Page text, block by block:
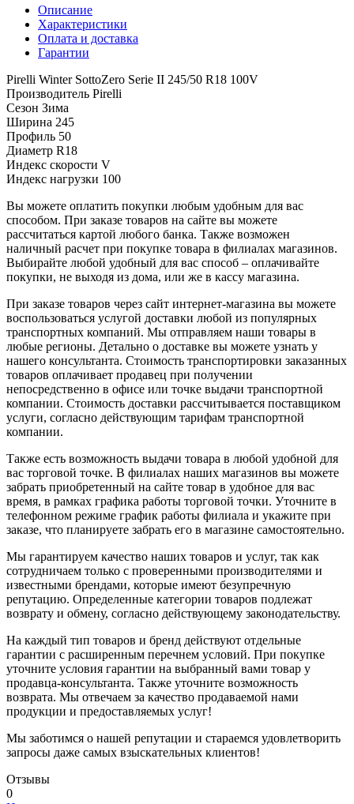
Описание
Характеристики
Оплата и доставка
Гарантии
Pirelli Winter SottoZero Serie II 245/50 R18 100V
Производитель Pirelli
Сезон Зима
Ширина 245
Профиль 50
Диаметр R18
Индекс скорости V
Индекс нагрузки 100
Вы можете оплатить покупки любым удобным для вас
способом. При заказе товаров на сайте вы можете
рассчитаться картой любого банка. Также возможен
наличный расчет при покупке товара в филиалах магазинов.
Выбирайте любой удобный для вас способ – оплачивайте
покупки, не выходя из дома, или же в кассу магазина.
При заказе товаров через сайт интернет-магазина вы можете
воспользоваться услугой доставки любой из популярных
транспортных компаний. Мы отправляем наши товары в
любые регионы. Детально о доставке вы можете узнать у
нашего консультанта. Стоимость транспортировки заказанных
товаров оплачивает продавец при получении
непосредственно в офисе или точке выдачи транспортной
компании. Стоимость доставки рассчитывается поставщиком
услуги, согласно действующим тарифам транспортной
компании.
Также есть возможность выдачи товара в любой удобной для
вас торговой точке. В филиалах наших магазинов вы можете
забрать приобретенный на сайте товар в удобное для вас
время, в рамках графика работы торговой точки. Уточните в
телефонном режиме график работы филиала и укажите при
заказе, что планируете забрать его в магазине самостоятельно.
Мы гарантируем качество наших товаров и услуг, так как
сотрудничаем только с проверенными производителями и
известными брендами, которые имеют безупречную
репутацию. Определенные категории товаров подлежат
возврату и обмену, согласно действующему законодательству.
На каждый тип товаров и бренд действуют отдельные
гарантии с расширенным перечнем условий. При покупке
уточните условия гарантии на выбранный вами товар у
продавца-консультанта. Также уточните возможность
возврата. Мы отвечаем за качество продаваемой нами
продукции и предоставляемых услуг!
Мы заботимся о нашей репутации и стараемся удовлетворить
запросы даже самых взыскательных клиентов!
Отзывы
0